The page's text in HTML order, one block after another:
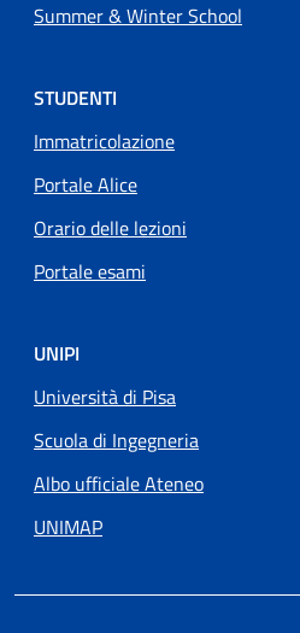
Summer & Winter School
STUDENTI
Immatricolazione
Portale Alice
Orario delle lezioni
Portale esami
UNIPI
Università di Pisa
Scuola di Ingegneria
Albo ufficiale Ateneo
UNIMAP